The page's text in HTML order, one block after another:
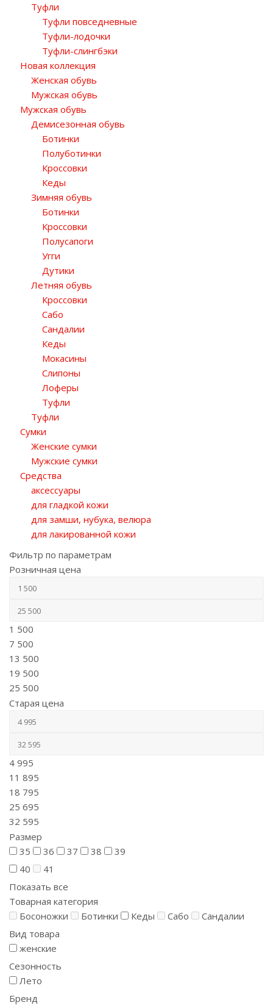
Туфли
Туфли повседневные
Туфли-лодочки
Туфли-слингбэки
Новая коллекция
Женская обувь
Мужская обувь
Мужская обувь
Демисезонная обувь
Ботинки
Полуботинки
Кроссовки
Кеды
Зимняя обувь
Ботинки
Кроссовки
Полусапоги
Угги
Дутики
Летняя обувь
Кроссовки
Сабо
Сандалии
Кеды
Мокасины
Слипоны
Лоферы
Туфли
Туфли
Сумки
Женские сумки
Мужские сумки
Средства
аксессуары
для гладкой кожи
для замши, нубука, велюра
для лакированной кожи
Фильтр по параметрам
Розничная цена
1 500
7 500
13 500
19 500
25 500
Старая цена
4 995
11 895
18 795
25 695
32 595
Размер
35
36 37 38
39
40
41
Показать все
Товарная категория
Босоножки
Ботинки Кеды Сабо
Сандалии
Вид товара
женские
Сезонность
Лето
Бренд